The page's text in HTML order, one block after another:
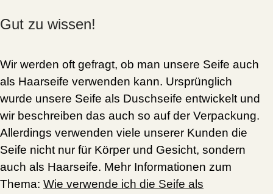
Gut zu wissen!
Wir werden oft gefragt, ob man unsere Seife auch
als Haarseife verwenden kann. Ursprünglich
wurde unsere Seife als Duschseife entwickelt und
wir beschreiben das auch so auf der Verpackung.
Allerdings verwenden viele unserer Kunden die
Seife nicht nur für Körper und Gesicht, sondern
auch als Haarseife. Mehr Informationen zum
Thema: Wie verwende ich die Seife als